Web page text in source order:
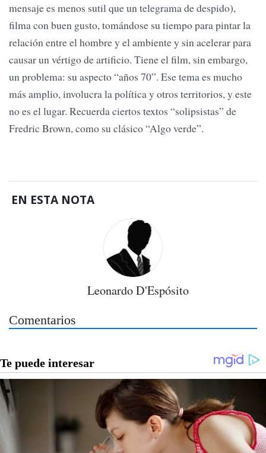
mensaje es menos sutil que un telegrama de despido),
filma con buen gusto, tomándose su tiempo para pintar la
relación entre el hombre y el ambiente y sin acelerar para
causar un vértigo de artificio. Tiene el film, sin embargo,
un problema: su aspecto “años 70”. Ese tema es mucho
más amplio, involucra la política y otros territorios, y este
no es el lugar. Recuerda ciertos textos “solipsistas” de
Fredric Brown, como su clásico “Algo verde”.
EN ESTA NOTA
Leonardo D'Espósito
Comentarios